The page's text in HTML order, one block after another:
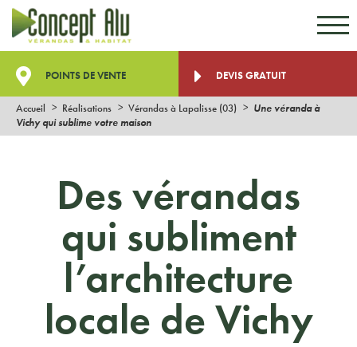
POINTS DE VENTE DEVIS GRATUIT
Accueil Réalisations Vérandas à Lapalisse (03)
Une véranda à
Vichy qui sublime votre maison
Des vérandas
qui subliment
l’architecture
locale de Vichy